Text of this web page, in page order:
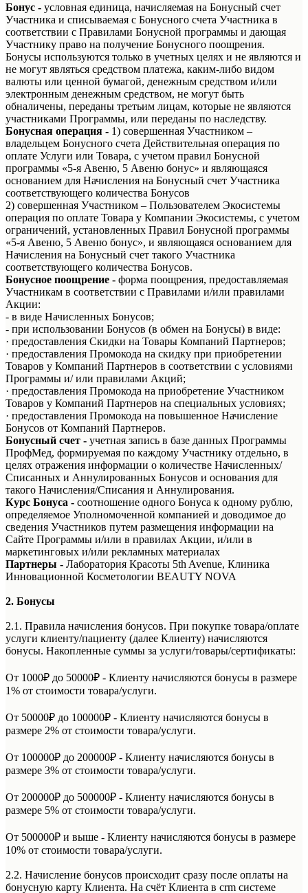
Бонус - условная единица, начисляемая на Бонусный счет
Участника и списываемая с Бонусного счета Участника в
соответствии с Правилами Бонусной программы и дающая
Участнику право на получение Бонусного поощрения.
Бонусы используются только в учетных целях и не являются и
не могут являться средством платежа, каким-либо видом
валюты или ценной бумагой, денежным средством и/или
электронным денежным средством, не могут быть
обналичены, переданы третьим лицам, которые не являются
участниками Программы, или переданы по наследству.
Бонусная операция - 1) совершенная Участником –
владельцем Бонусного счета Действительная операция по
оплате Услуги или Товара, с учетом правил Бонусной
программы «5-я Авеню, 5 Авеню бонус» и являющаяся
основанием для Начисления на Бонусный счет Участника
соответствующего количества Бонусов
2) совершенная Участником – Пользователем Экосистемы
операция по оплате Товара у Компании Экосистемы, с учетом
ограничений, установленных Правил Бонусной программы
«5-я Авеню, 5 Авеню бонус», и являющаяся основанием для
Начисления на Бонусный счет такого Участника
соответствующего количества Бонусов.
Бонусное поощрение - форма поощрения, предоставляемая
Участникам в соответствии с Правилами и/или правилами
Акции:
- в виде Начисленных Бонусов;
- при использовании Бонусов (в обмен на Бонусы) в виде:
· предоставления Скидки на Товары Компаний Партнеров;
· предоставления Промокода на скидку при приобретении
Товаров у Компаний Партнеров в соответствии с условиями
Программы и/ или правилами Акций;
· предоставления Промокода на приобретение Участником
Товаров у Компаний Партнеров на специальных условиях;
· предоставления Промокода на повышенное Начисление
Бонусов от Компаний Партнеров.
Бонусный счет - учетная запись в базе данных Программы
ПрофМед, формируемая по каждому Участнику отдельно, в
целях отражения информации о количестве Начисленных/
Списанных и Аннулированных Бонусов и основания для
такого Начисления/Списания и Аннулирования.
Курс Бонуса - соотношение одного Бонуса к одному рублю,
определяемое Уполномоченной компанией и доводимое до
сведения Участников путем размещения информации на
Сайте Программы и/или в правилах Акции, и/или в
маркетинговых и/или рекламных материалах
Партнеры - Лаборатория Красоты 5th Avenue, Клиника
Инновационной Косметологии BEAUTY NOVA
2. Бонусы
2.1. Правила начисления бонусов. При покупке товара/оплате
услуги клиенту/пациенту (далее Клиенту) начисляются
бонусы. Накопленные суммы за услуги/товары/сертификаты:
От 1000₽ до 50000₽ - Клиенту начисляются бонусы в размере
1% от стоимости товара/услуги.
От 50000₽ до 100000₽ - Клиенту начисляются бонусы в
размере 2% от стоимости товара/услуги.
От 100000₽ до 200000₽ - Клиенту начисляются бонусы в
размере 3% от стоимости товара/услуги.
От 200000₽ до 500000₽ - Клиенту начисляются бонусы в
размере 5% от стоимости товара/услуги.
От 500000₽ и выше - Клиенту начисляются бонусы в размере
10% от стоимости товара/услуги.
2.2. Начисление бонусов происходит сразу после оплаты на
бонусную карту Клиента. На счёт Клиента в crm системе